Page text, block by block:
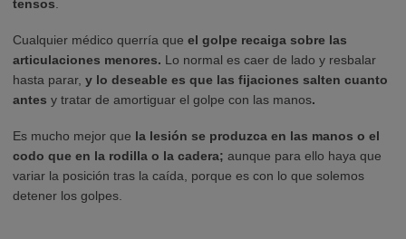
tensos
Cualquier médico querría que el golpe recaiga sobre las
articulaciones menores. Lo normal es caer de lado y resbalar
hasta parar, y lo deseable es que las fijaciones salten cuanto
antes y tratar de amortiguar el golpe con las manos.
Es mucho mejor que la lesión se produzca en las manos o el
codo que en la rodilla o la cadera; aunque para ello haya que
variar la posición tras la caída, porque es con lo que solemos
detener los golpes.